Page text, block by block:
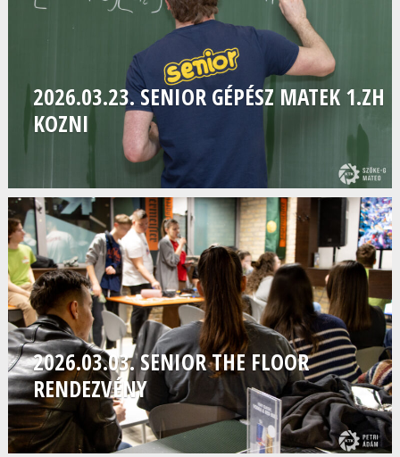
2026.03.23. SENIOR GÉPÉSZ MATEK 1.ZH
KOZNI
2026.03.03. SENIOR THE FLOOR
RENDEZVÉNY